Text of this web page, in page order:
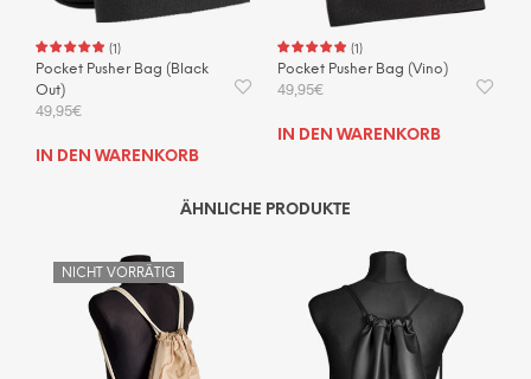
(1)
Pocket Pusher Bag (Black
Out)
49,95€
IN DEN WARENKORB
(1)
Pocket Pusher Bag (Vino)
49,95€
IN DEN WARENKORB
ÄHNLICHE PRODUKTE
NICHT VORRÄTIG